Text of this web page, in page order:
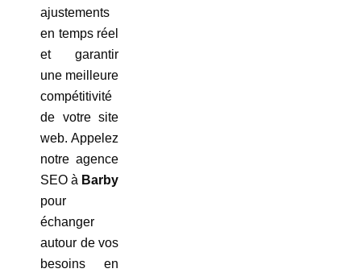
ajustements
en temps réel
et garantir
une meilleure
compétitivité
de votre site
web. Appelez
notre agence
SEO à Barby
pour
échanger
autour de vos
besoins en